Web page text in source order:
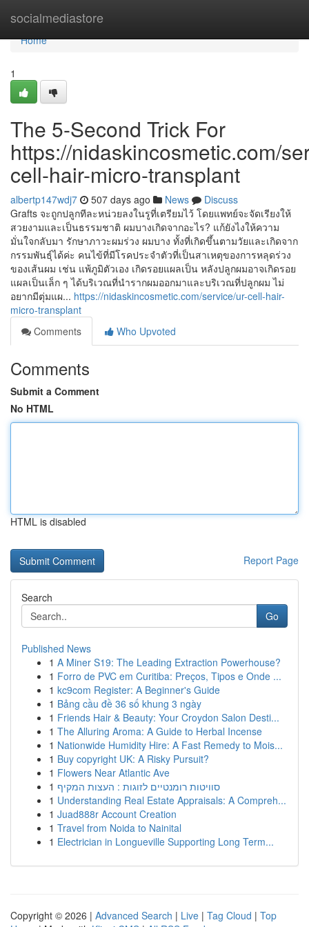
socialmediastore
Home
Home
1
The 5-Second Trick For
https://nidaskincosmetic.com/
cell-hair-micro-transplant
albertp147wdj7 507 days ago News
Discuss
Grafts จะถูกปลูกทีละหน่วยลงในรูที่เตรียมไว้ โดยแพทย์จะจัดเรียงให้
สวยงามและเป็นธรรมชาติ ผมบางเกิดจากอะไร? แก้ยังไงให้ความ
มั่นใจกลับมา รักษาภาวะผมร่วง ผมบาง ทั้งที่เกิดขึ้นตามวัยและเกิดจาก
กรรมพันธุ์ได้ค่ะ คนไข้ที่มีโรคประจำตัวที่เป็นสาเหตุของการหลุดร่วง
ของเส้นผม เช่น แพ้ภูมิตัวเอง เกิดรอยแผลเป็น หลังปลูกผมอาจเกิดรอย
แผลเป็นเล็ก ๆ ได้บริเวณที่นำรากผมออกมาและบริเวณที่ปลูกผม ไม่
อยากมีตุ่มแผ... https://nidaskincosmetic.com/service/ur-cell-hair-
micro-transplant
Comments
Who Upvoted
Comments
Submit a Comment
No HTML
HTML is disabled
Report Page
Search
Go
Published News
1 A Miner S19: The Leading Extraction Powerhouse?
1 Forro de PVC em Curitiba: Preços, Tipos e Onde ...
1 kc9com Register: A Beginner's Guide
1 Bảng cầu đề 36 số khung 3 ngày
1 Friends Hair & Beauty: Your Croydon Salon Desti...
1 The Alluring Aroma: A Guide to Herbal Incense
1 Nationwide Humidity Hire: A Fast Remedy to Mois...
1 Buy copyright UK: A Risky Pursuit?
1 Flowers Near Atlantic Ave
1 סוויטות רומנטיים לזוגות : העצות המקיף
1 Understanding Real Estate Appraisals: A Compreh...
1 Juad888r Account Creation
1 Travel from Noida to Nainital
1 Electrician in Longueville Supporting Long Term...
Copyright © 2026 | Advanced Search | Live | Tag Cloud | Top